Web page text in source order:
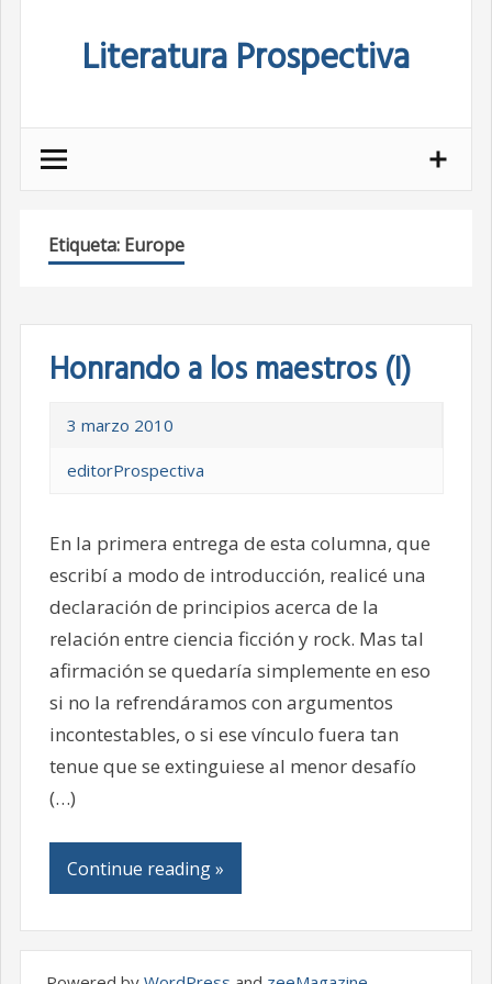
Literatura Prospectiva
Etiqueta: Europe
Honrando a los maestros (I)
3 marzo 2010
editorProspectiva
En la primera entrega de esta columna, que
escribí a modo de introducción, realicé una
declaración de principios acerca de la
relación entre ciencia ficción y rock. Mas tal
afirmación se quedaría simplemente en eso
si no la refrendáramos con argumentos
incontestables, o si ese vínculo fuera tan
tenue que se extinguiese al menor desafío
(…)
Continue reading »